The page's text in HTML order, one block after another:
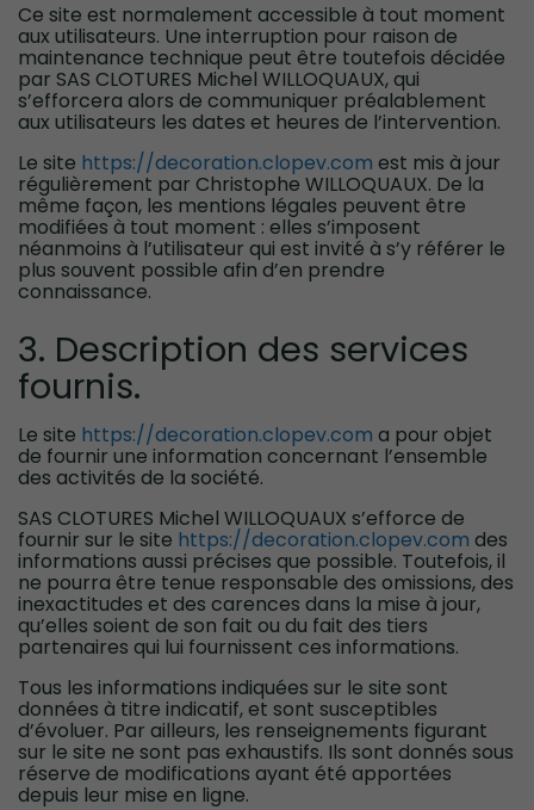
Ce site est normalement accessible à tout moment
aux utilisateurs. Une interruption pour raison de
maintenance technique peut être toutefois décidée
par SAS CLOTURES Michel WILLOQUAUX, qui
s’efforcera alors de communiquer préalablement
aux utilisateurs les dates et heures de l’intervention.
Le site https://decoration.clopev.com est mis à jour
régulièrement par Christophe WILLOQUAUX. De la
même façon, les mentions légales peuvent être
modifiées à tout moment : elles s’imposent
néanmoins à l’utilisateur qui est invité à s’y référer le
plus souvent possible afin d’en prendre
connaissance.
3. Description des services
fournis.
Le site https://decoration.clopev.com a pour objet
de fournir une information concernant l’ensemble
des activités de la société.
SAS CLOTURES Michel WILLOQUAUX s’efforce de
fournir sur le site https://decoration.clopev.com des
informations aussi précises que possible. Toutefois, il
ne pourra être tenue responsable des omissions, des
inexactitudes et des carences dans la mise à jour,
qu’elles soient de son fait ou du fait des tiers
partenaires qui lui fournissent ces informations.
Tous les informations indiquées sur le site sont
données à titre indicatif, et sont susceptibles
d’évoluer. Par ailleurs, les renseignements figurant
sur le site ne sont pas exhaustifs. Ils sont donnés sous
réserve de modifications ayant été apportées
depuis leur mise en ligne.